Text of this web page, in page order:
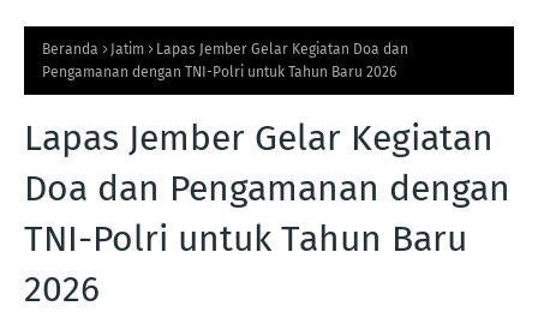
Beranda Jatim
Lapas Jember Gelar Kegiatan Doa dan
Pengamanan dengan TNI-Polri untuk Tahun Baru 2026
Lapas Jember Gelar Kegiatan
Doa dan Pengamanan dengan
TNI-Polri untuk Tahun Baru
2026